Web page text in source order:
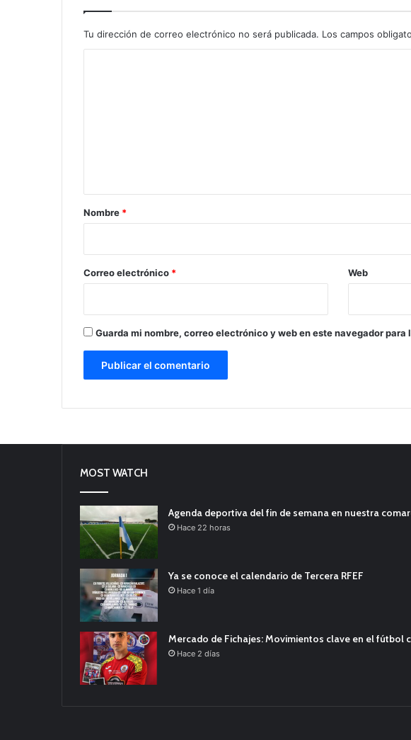
Tu dirección de correo electrónico no será publicada. Los campos
r
*
Nombre *
Correo electrónico * Web
Guarda mi nombre, correo electrónico y web en este navegador para
MOST WATCH
Agenda deportiva del fin de semana en nuestra
Hace 22 horas
Ya se conoce el calendario de Tercera RFEF
Hace 1 día
Mercado de Fichajes: Movimientos clave en el fútbol
Hace 2 días